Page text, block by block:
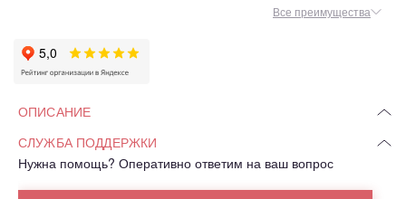
Все преимущества
ОПИСАНИЕ
СЛУЖБА ПОДДЕРЖКИ
Нужна помощь? Оперативно ответим на ваш вопрос